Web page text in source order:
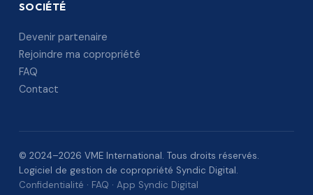
SOCIÉTÉ
Devenir partenaire
Rejoindre ma copropriété
FAQ
Contact
© 2024–2026 VME International. Tous droits réservés.
Logiciel de gestion de copropriété Syndic Digital.
Confidentialité · FAQ · App Syndic Digital